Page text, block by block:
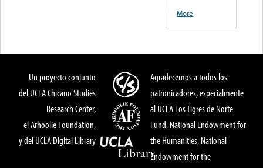
More
Un proyecto conjunto
del UCLA Chicano Studies
Research Center,
el Arhoolie Foundation,
y del UCLA Digital Library
Agradecemos a todos los
patronicadores, especialmente
al UCLA Los Tigres de Norte
Fund, National Endowment for
the Humanities, National
Endowment for the